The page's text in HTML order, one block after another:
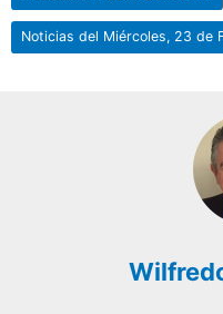
Noticias del Miércoles, 23 de